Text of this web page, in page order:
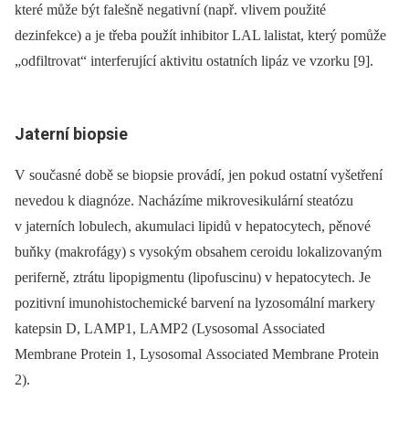
které může být falešně negativní (např. vlivem použité
dezinfekce) a je třeba použít inhibitor LAL lalistat, který pomůže
„odfiltrovat“ interferující aktivitu ostatních lipáz ve vzorku [9].
Jaterní biopsie
V současné době se biopsie provádí, jen pokud ostatní vyšetření
nevedou k diagnóze. Nacházíme mikrovesikulární steatózu
v jaterních lobulech, akumulaci lipidů v hepatocytech, pěnové
buňky (makrofágy) s vysokým obsahem ceroidu lokalizovaným
periferně, ztrátu lipopigmentu (lipofuscinu) v hepatocytech. Je
pozitivní imunohistochemické barvení na lyzosomální markery
katepsin D, LAMP1, LAMP2 (Lysosomal Associated
Membrane Protein 1, Lysosomal Associated Membrane Protein
2).